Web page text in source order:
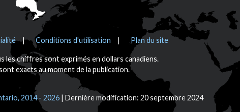
Conditions d'utilisation Plan du site
les chiffres sont exprimés en dollars canadiens.
exacts au moment de la publication.
2014 - 2026 Dernière modification: 20 septembre 2024